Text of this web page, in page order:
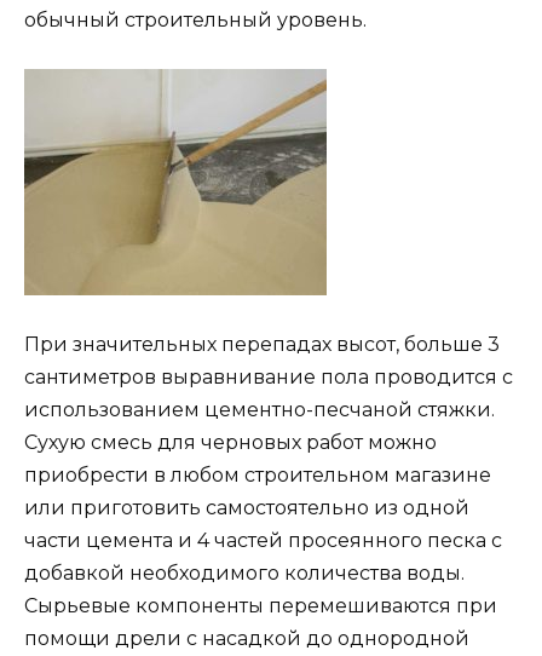
обычный строительный уровень.
При значительных перепадах высот, больше 3
сантиметров выравнивание пола проводится с
использованием цементно-песчаной стяжки.
Сухую смесь для черновых работ можно
приобрести в любом строительном магазине
или приготовить самостоятельно из одной
части цемента и 4 частей просеянного песка с
добавкой необходимого количества воды.
Сырьевые компоненты перемешиваются при
помощи дрели с насадкой до однородной